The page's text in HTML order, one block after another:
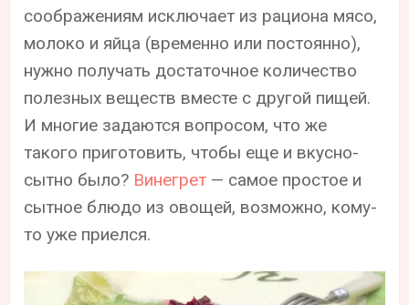
соображениям исключает из рациона мясо,
молоко и яйца (временно или постоянно),
нужно получать достаточное количество
полезных веществ вместе с другой пищей.
И многие задаются вопросом, что же
такого приготовить, чтобы еще и вкусно-
сытно было? Винегрет — самое простое и
сытное блюдо из овощей, возможно, кому-
то уже приелся.